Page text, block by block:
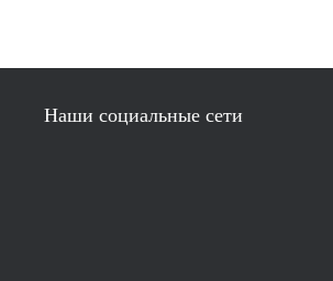
Наши социальные сети